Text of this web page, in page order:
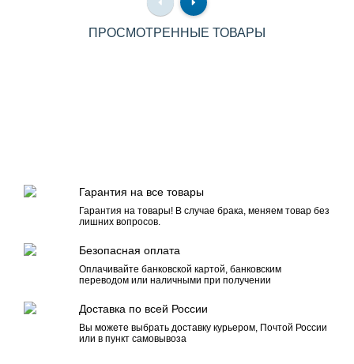
ПРОСМОТРЕННЫЕ ТОВАРЫ
Гарантия на все товары
Гарантия на товары! В случае брака, меняем товар без
лишних вопросов.
Безопасная оплата
Оплачивайте банковской картой, банковским
переводом или наличными при получении
Доставка по всей России
Вы можете выбрать доставку курьером, Почтой России
или в пункт самовывоза